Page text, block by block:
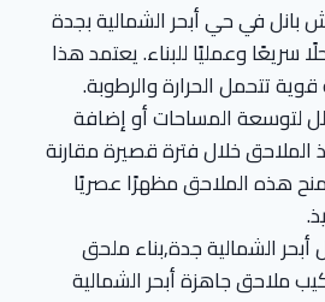
بانل في حي أبحر الشمالية بجدة
سريعًا وعمليًا للبناء. يعتمد هذا
قوية تتحمل الحرارة والرطوبة.
لتوسعة المساحات أو إضافة
الملاحق خلال فترة قصيرة مقارنة
هذه الملاحق مظهرًا عصريًا
الشمالية جدة,بناء ملحق
ملاحق جاهزة أبحر الشمالية